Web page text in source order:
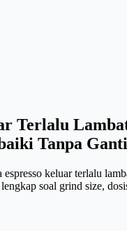
Terlalu
Tanpa
keluar terlalu
soal grind size,